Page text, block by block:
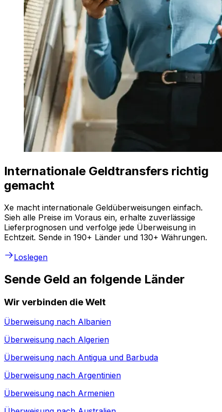
Internationale Geldtransfers richtig
gemacht
Xe macht internationale Geldüberweisungen einfach.
Sieh alle Preise im Voraus ein, erhalte zuverlässige
Lieferprognosen und verfolge jede Überweisung in
Echtzeit. Sende in 190+ Länder und 130+ Währungen.
Loslegen
Sende Geld an folgende Länder
Wir verbinden die Welt
Überweisung nach Albanien
Überweisung nach Algerien
Überweisung nach Antigua und Barbuda
Überweisung nach Argentinien
Überweisung nach Armenien